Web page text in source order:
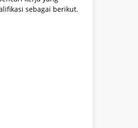
sebagai berikut.